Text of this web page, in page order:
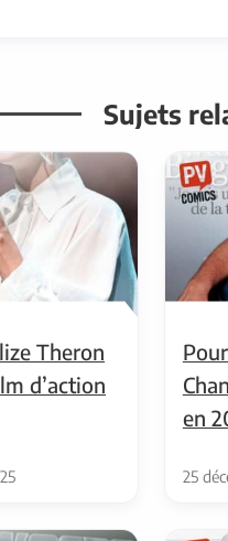
Sujets
Theron
d’action
en
25